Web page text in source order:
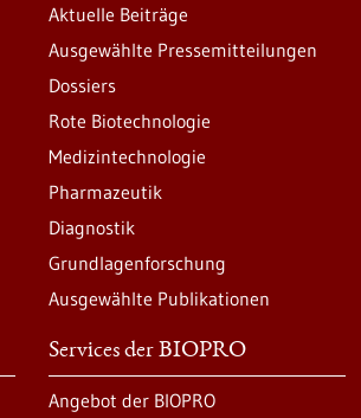
Aktuelle Beiträge
Ausgewählte Pressemitteilungen
Dossiers
Rote Biotechnologie
Medizintechnologie
Pharmazeutik
Diagnostik
Grundlagenforschung
Ausgewählte Publikationen
Services der BIOPRO
Angebot der BIOPRO